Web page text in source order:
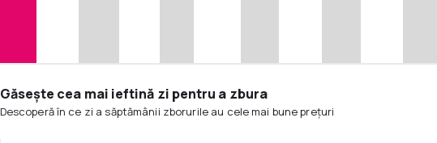
Găsește cea mai ieftină zi pentru a zbura
Descoperă în ce zi a săptămânii zborurile au cele mai bune prețuri